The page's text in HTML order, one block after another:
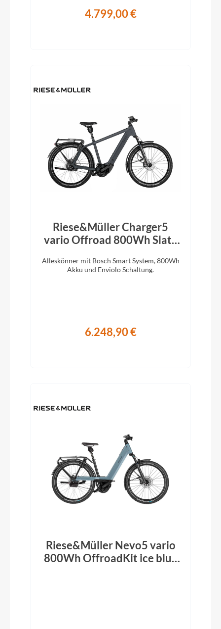
4.799,00 €
Riese&Müller Charger5
vario Offroad 800Wh Slate
Alleskönner mit Bosch Smart System, 800Wh
Akku und Enviolo Schaltung.
6.248,90 €
Riese&Müller Nevo5 vario
800Wh OffroadKit ice blue